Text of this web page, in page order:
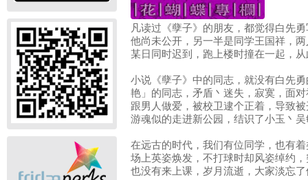
凡读过《孽子》的朋友，都觉得白先
他尚未公开，另一半是同学王国祥，
某日同时迟到，跑上楼时撞在一起，
小说《孽子》中的同志，就没有白先
艳」的同志，矛盾丶迷失，寂寞，面
跟男人做爱，被校卫逮个正着，导致
游魂似的走进新公园，结识了小玉丶
在远古的时代，我们有位同学，也有
场上英姿焕发，不打球时却风姿绰约
也没有来上课，岁月流逝，大家淡忘了